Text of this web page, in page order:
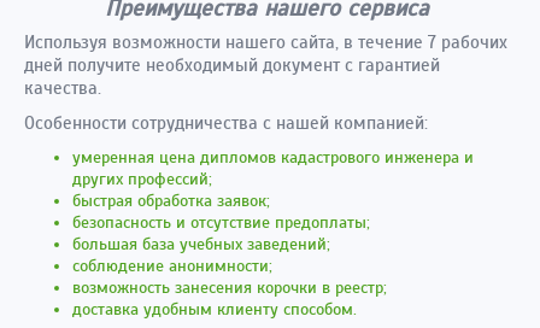
Преимущества нашего сервиса
Используя возможности нашего сайта, в течение 7 рабочих
дней получите необходимый документ с гарантией
качества.
Особенности сотрудничества с нашей компанией:
умеренная цена дипломов кадастрового инженера и
других профессий;
быстрая обработка заявок;
безопасность и отсутствие предоплаты;
большая база учебных заведений;
соблюдение анонимности;
возможность занесения корочки в реестр;
доставка удобным клиенту способом.